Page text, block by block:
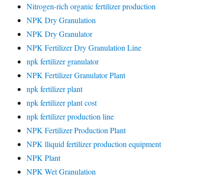
Nitrogen-rich organic fertilizer production
NPK Dry Granulation
NPK Dry Granulator
NPK Fertilizer Dry Granulation Line
npk fertilizer granulator
NPK Fertilizer Granulator Plant
npk fertilizer plant
npk fertilizer plant cost
npk fertilizer production line
NPK Fertilizer Production Plant
NPK lliquid fertilizer production equipment
NPK Plant
NPK Wet Granulation